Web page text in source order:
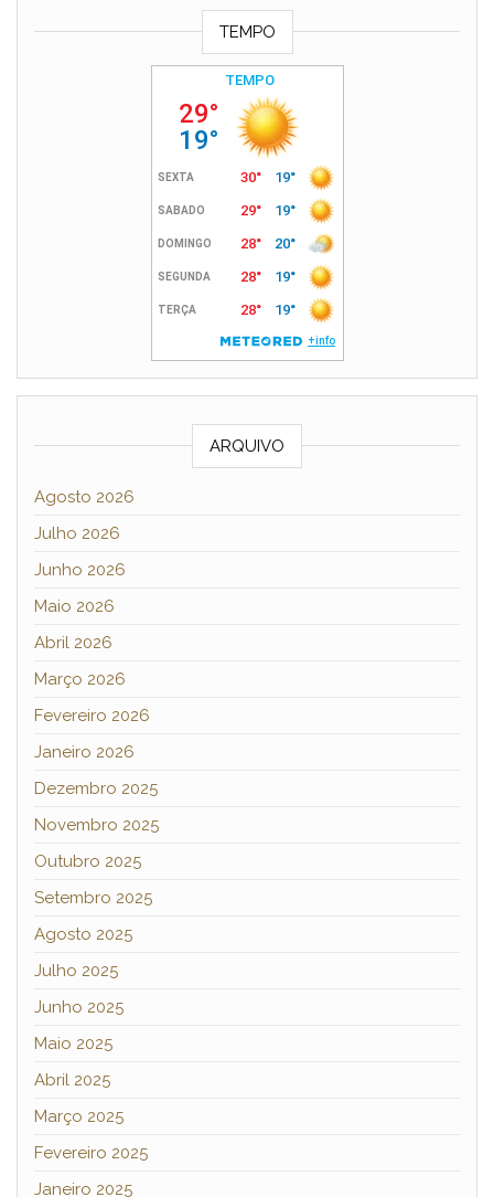
TEMPO
ARQUIVO
Agosto 2026
Julho 2026
Junho 2026
Maio 2026
Abril 2026
Março 2026
Fevereiro 2026
Janeiro 2026
Dezembro 2025
Novembro 2025
Outubro 2025
Setembro 2025
Agosto 2025
Julho 2025
Junho 2025
Maio 2025
Abril 2025
Março 2025
Fevereiro 2025
Janeiro 2025